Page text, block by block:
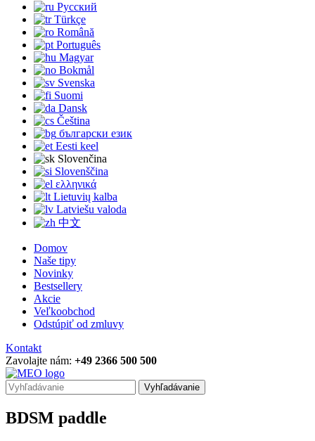
Русский
Türkçe
Română
Português
Magyar
Bokmål
Svenska
Suomi
Dansk
Čeština
български език
Eesti keel
Slovenčina
Slovenščina
ελληνικά
Lietuvių kalba
Latviešu valoda
中文
Domov
Naše tipy
Novinky
Bestsellery
Akcie
Veľkoobchod
Odstúpiť od zmluvy
Kontakt
Zavolajte nám: +49 2366 500 500
Vyhľadávanie
BDSM paddle